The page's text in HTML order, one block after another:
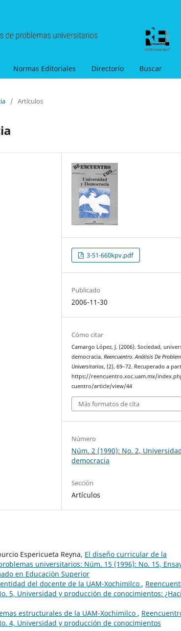
Normas Editoriales Directorio Buscar
/ Artículos
3-51-660kpv.pdf
Publicado
2006-11-30
Cómo citar
Camargo López, J. (2006). Sociedad,
democracia.Reencuentro. Análisis De
Universitarios, (2), 69–72. Recuperado a
https://reencuentro.xoc.uam.mx/
cuentro/article/view/44
Más formatos de cita
Número
Núm. 2 (1990): No. 2,
democracia
Sección
Artículos
Espericueta Reyna, El diseño curricular de la
universitarios: Núm. 15 (1996): No. 15,
en Educación Superior
del docente de la UAM-Xochimilco ,
5, Universidad y producción de conocimientos:
estructurales de la UAM-Xochimilco ,
4, Universidad y producción de conocimientos